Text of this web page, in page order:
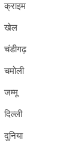
क्राइम
खेल
चंडीगढ़
चमोली
जम्मू
दिल्ली
दुनिया